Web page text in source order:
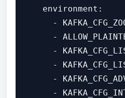
    environment:
-
-
-
-
-
-